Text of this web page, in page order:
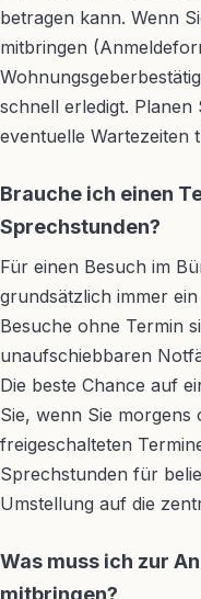
betragen kann. Wenn
mitbringen
schnell erledigt.
eventuelle Wartezeiten
Brauche ich einen
Sprechstunden?
Für einen Besuch im
grundsätzlich immer
Besuche ohne Termin
unaufschiebbaren
Die beste Chance auf
Sie, wenn Sie morgens
freigeschalteten
Sprechstunden für
Umstellung auf die
Was muss ich zur
mitbringen?